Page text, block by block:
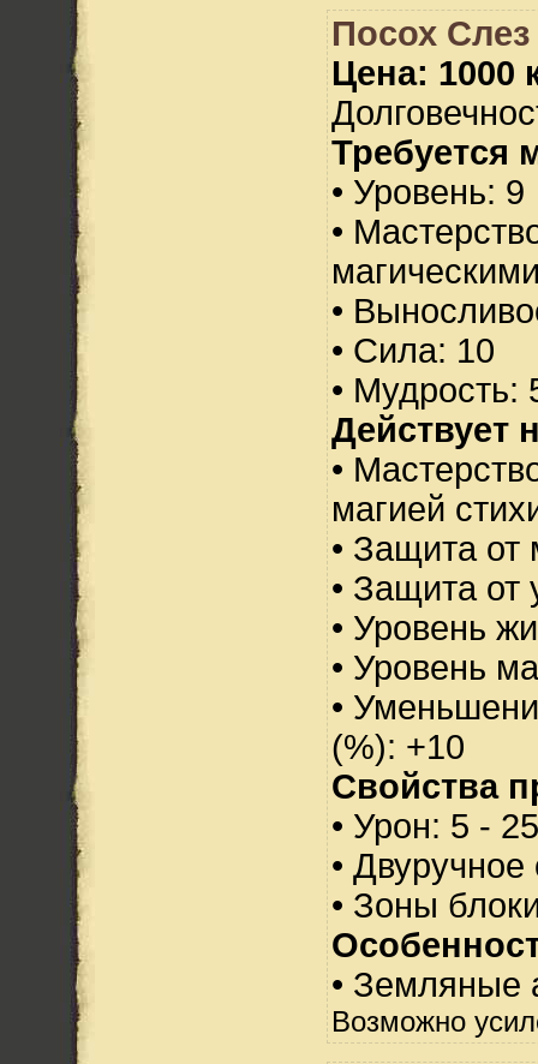
Посох
Цена: 1000
Требуется
• Уровень: 9
•
•
• Сила: 10
• Мудрость:
Действует
•
магией
• Защита от
• Защита от
• Уровень
• Уровень
•
(%): +10
Свойства
• Урон: 5 - 25
•
• Зоны
• Земляные
Возможно